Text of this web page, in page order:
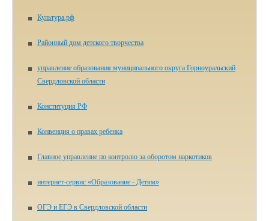
Культура.рф
Районный дом детского творчества
управление образования муниципального округа Горноуральский
Свердловской области
Конституция РФ
Конвенция о правах ребенка
Главное управление по контролю за оборотом наркотиков
ин­тер­нет-сер­вис «Об­ра­зо­ва­ние - Де­тям»
ОГЭ и ЕГЭ в Свердловской области